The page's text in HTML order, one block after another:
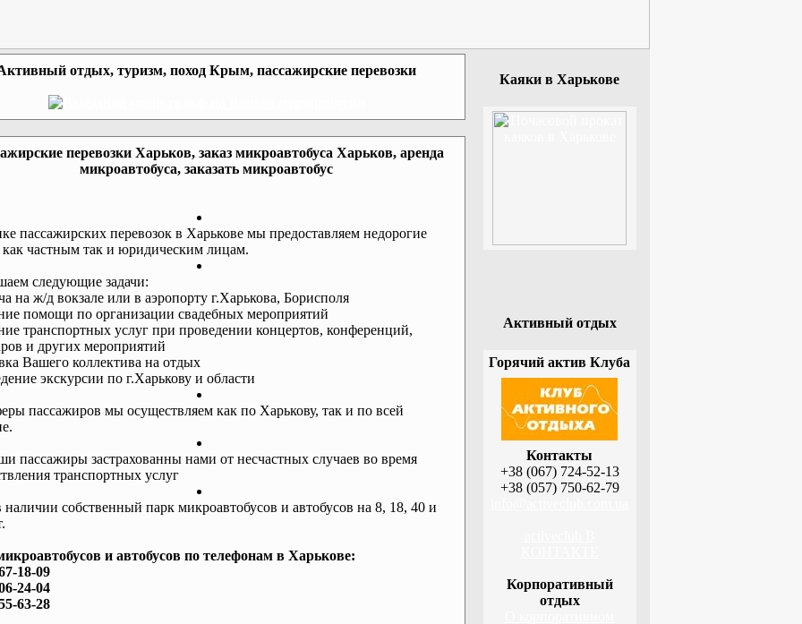
отдых, туризм, поход Крым, пассажирские перевозки
перевозки Харьков, заказ микроавтобуса Харьков, аренда
микроавтобуса, заказать микроавтобус
пассажирских перевозок в Харькове мы предоставляем недорогие
как частным так и юридическим лицам.
следующие задачи:
на ж/д вокзале или в аэропорту г.Харькова, Борисполя
помощи по организации свадебных мероприятий
транспортных услуг при проведении концертов, конференций,
и других мероприятий
Вашего коллектива на отдых
экскурсии по г.Харькову и области
пассажиров мы осуществляем как по Харькову, так и по всей
пассажиры застрахованны нами от несчастных случаев во время
транспортных услуг
наличии собственный парк микроавтобусов и автобусов на 8, 18, 40 и
и автобусов по телефонам в Харькове:
18-09
24-04
63-28
Каяки в Харькове
Активный отдых
Горячий актив Клуба
Контакты
+38 (067) 724-52-13
+38 (057) 750-62-79
Корпоративный
отдых